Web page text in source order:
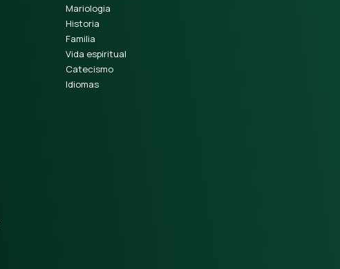
Mariologia
Historia
Familia
Vida espiritual
Catecismo
Idiomas